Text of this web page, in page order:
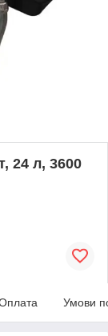
24 л, 3600
Умови